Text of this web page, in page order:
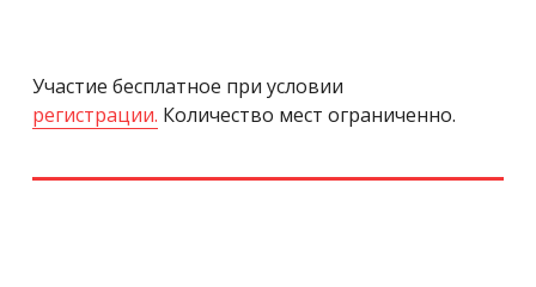
Участие бесплатное при условии
регистрации. Количество мест ограниченно.